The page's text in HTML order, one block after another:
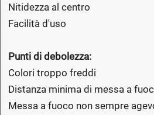
Nitidezza al centro
Facilità d'uso
Punti di debolezza:
Colori troppo freddi
Distanza minima di messa a
Messa a fuoco non sempre